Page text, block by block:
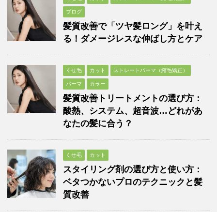
ブログ
髪質改善で「ツヤ髪ロング」を叶え
る！ダメージレスな伸ばし方とケア
くせ毛 カット ストレートパーマ（縮毛矯正）
パーマ カラー
髪質改善トリートメントの選び方：
酸熱、システム、超音波…どれがあ
なたの髪に合う？
くせ毛 カット
スタイリング剤の選び方と使い方：
ベタつかないプロのテクニックと髪
質改善